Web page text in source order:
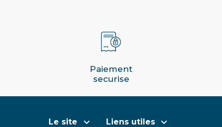
Paiement
securise
Le site  Liens utiles 